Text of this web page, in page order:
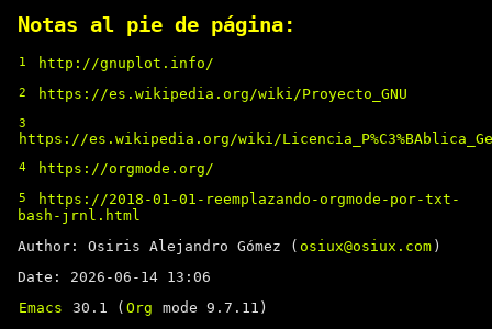
Notas al pie de página:
1 http://gnuplot.info/
2 https://es.wikipedia.org/wiki/Proyecto_GNU
3
https://es.wikipedia.org/wiki/
4 https://orgmode.org/
5
https://2018-01-01-reemplazando-orgmode-por-txt-
bash-jrnl.html
Author: Osiris Alejandro Gómez ( osiux@osiux.com )
Date: 2026-06-14 13:06
Emacs
30.1 ( Org mode 9.7.11)